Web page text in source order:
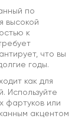
по
высокой
к
что вы
годы.
как для
Используйте
фартуков или
акцентом